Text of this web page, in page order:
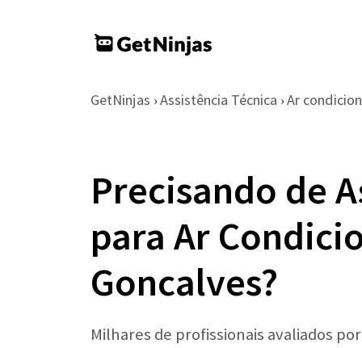
GetNinjas › Assistência Técnica › Ar
Precisando de
para Ar
Goncalves?
Milhares de profissionais avaliados